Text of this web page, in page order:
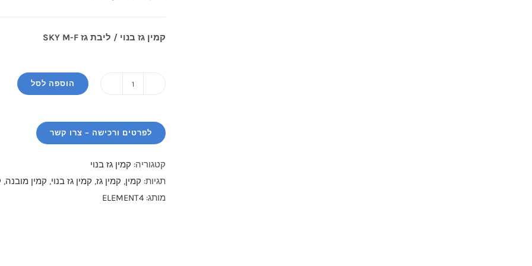
קמין גז בנוי / ליבת גז SKY M-F
הוספה לסל
קטגוריה: קמין גז בנוי
תגיות: קמין, קמין גז, קמין גז בנוי, קמין מובנה,
מותג: ELEMENT4